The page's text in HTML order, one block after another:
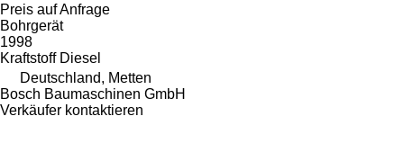
Preis auf Anfrage
Bohrgerät
1998
Kraftstoff Diesel
Deutschland, Metten
Bosch Baumaschinen GmbH
Verkäufer kontaktieren